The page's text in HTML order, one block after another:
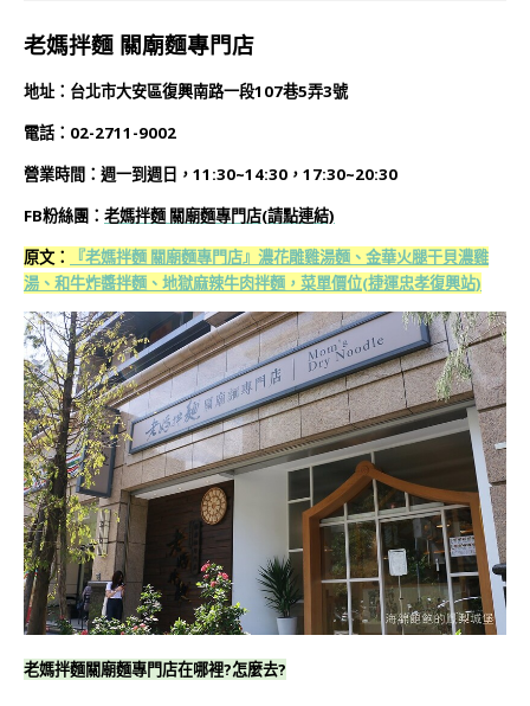
老媽拌麵 關廟麵專門店
地址：台北市大安區復興南路一段107巷5弄3號
電話：02-2711-9002
營業時間：週一到週日，11:30~14:30，17:30~20:30
FB粉絲團： 老媽拌麵 關廟麵專門店(請點連結)
原文：
『老媽拌麵 關廟麵專門店』濃花雕雞湯麵、金華火腿干貝濃雞
湯、和牛炸醬拌麵、地獄麻辣牛肉拌麵，菜單價位(捷運忠孝復興站)
老媽拌麵關廟麵專門店在哪裡?怎麼去?